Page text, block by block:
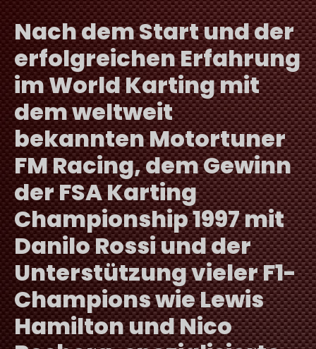
Nach dem Start und der
erfolgreichen Erfahrung
im World Karting mit
dem weltweit
bekannten Motortuner
FM Racing, dem Gewinn
der FSA Karting
Championship 1997 mit
Danilo Rossi und der
Unterstützung vieler F1-
Champions wie Lewis
Hamilton und Nico